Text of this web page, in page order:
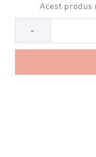
Acest produs
-